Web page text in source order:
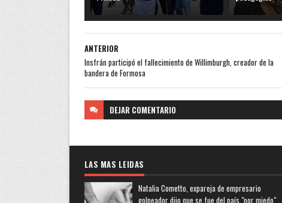
ANTERIOR
Insfrán participó el fallecimiento de Willimburgh, creador de la
bandera de Formosa
DEJAR COMENTARIO
LAS MAS LEIDAS
Natalia Cometto, expareja de empresario
golpeador dijo que se fue del país "por miedo"